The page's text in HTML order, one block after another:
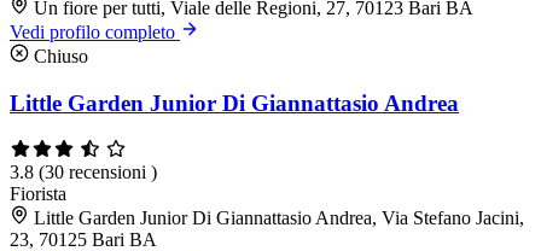
Un fiore per tutti, Viale delle Regioni, 27, 70123 Bari BA
Vedi profilo completo
Chiuso
Little Garden Junior Di Giannattasio Andrea
3.8 (30 recensioni )
Fiorista
Little Garden Junior Di Giannattasio Andrea, Via Stefano Jacini,
23, 70125 Bari BA